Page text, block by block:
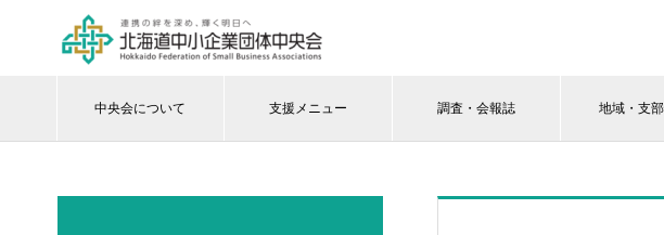
中央会について 支援メニュー 調査・会報誌 地域・支